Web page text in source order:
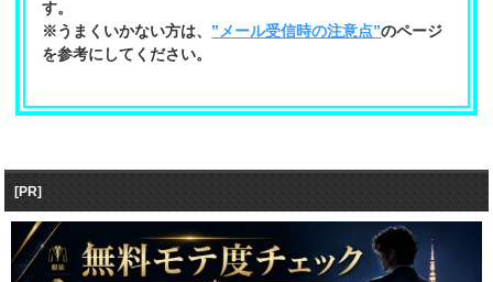
す。
※うまくいかない方は、 ”メール受信時の注意点”のページ
を参考にしてください。
[PR]